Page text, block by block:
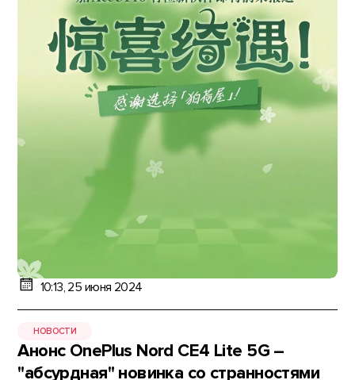
10:13, 25 июня 2024
НОВОСТИ
Анонс OnePlus Nord CE4 Lite 5G –
"абсурдная" новинка со странностями